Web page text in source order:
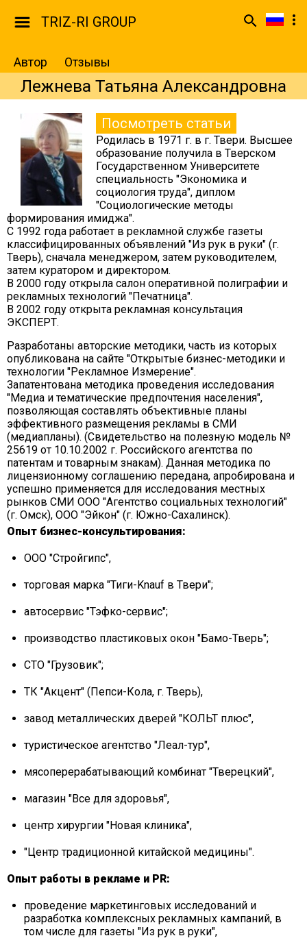
TRIZ-RI GROUP
Автор Отзывы
Лежнева Татьяна Александровна
Посмотреть статьи
Родилась в 1971 г. в г. Твери. Высшее
образование получила в Тверском
Государственном Университете
специальность "Экономика и
социология труда", диплом
"Социологические методы
формирования имиджа".
С 1992 года работает в рекламной службе газеты
классифицированных объявлений "Из рук в руки" (г.
Тверь), сначала менеджером, затем руководителем,
затем куратором и директором.
В 2000 году открыла салон оперативной полиграфии и
рекламных технологий "Печатница".
В 2002 году открыта рекламная консультация
ЭКСПЕРТ.
Разработаны авторские методики, часть из которых
опубликована на сайте "Открытые бизнес-методики и
технологии "Рекламное Измерение".
Запатентована методика проведения исследования
"Медиа и тематические предпочтения населения",
позволяющая составлять объективные планы
эффективного размещения рекламы в СМИ
(медиапланы). (Свидетельство на полезную модель №
25619 от 10.10.2002 г. Российского агентства по
патентам и товарным знакам). Данная методика по
лицензионному соглашению передана, апробирована и
успешно применяется для исследования местных
рынков СМИ ООО "Агентство социальных технологий"
(г. Омск), ООО "Эйкон" (г. Южно-Сахалинск).
Опыт бизнес-консультирования:
ООО "Стройгипс",
торговая марка "Тиги-Knauf в Твери";
автосервис "Тэфко-сервис";
производство пластиковых окон "Бамо-Тверь";
СТО "Грузовик";
ТК "Акцент" (Пепси-Кола, г. Тверь),
завод металлических дверей "КОЛЬТ плюс",
туристическое агентство "Леал-тур",
мясоперерабатывающий комбинат "Тверецкий",
магазин "Все для здоровья",
центр хирургии "Новая клиника",
"Центр традиционной китайской медицины".
Опыт работы в рекламе и PR:
проведение маркетинговых исследований и
разработка комплексных рекламных кампаний, в
том числе для газеты "Из рук в руки",